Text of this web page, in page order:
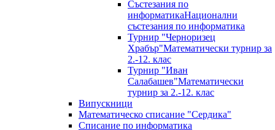
Състезания по
информатикаНационални
състезания по информатика
Турнир "Черноризец
Храбър"Математически турнир за
2.-12. клас
Турнир "Иван
Салабашев"Математически
турнир за 2.-12. клас
Випускници
Математическо списание "Сердика"
Списание по информатика